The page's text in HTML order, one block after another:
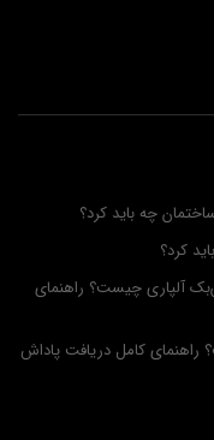
چه باید کرد؟
کرد؟
آلپاری چیست؟ راهنمای
کامل دریافت پاداش